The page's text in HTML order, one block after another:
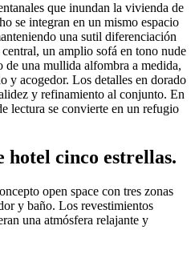
que inundan la vivienda de
se integran en un mismo espacio
una sutil diferenciación
un amplio sofá en tono nude
de una mullida alfombra a medida,
y acogedor. Los detalles en dorado
y refinamiento al conjunto. En
lectura se convierte en un refugio
hotel cinco estrellas.
open space con tres zonas
y baño. Los revestimientos
una atmósfera relajante y